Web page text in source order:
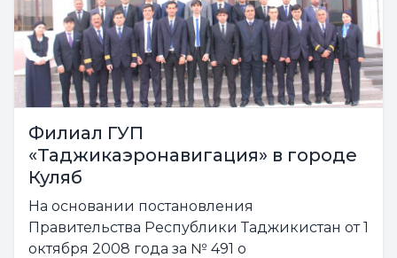
Филиал ГУП
«Таджикаэронавигация» в городе
Куляб
На основании постановления
Правительства Республики Таджикистан от 1
октября 2008 года за № 491 о